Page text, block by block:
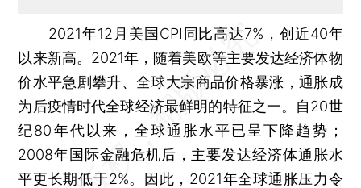
2021年12月美国CPI同比高达7%，创近40年
以来新高。2021年，随着美欧等主要发达经济体物
价水平急剧攀升、全球大宗商品价格暴涨，通胀成
为后疫情时代全球经济最鲜明的特征之一。自20世
纪80年代以来，全球通胀水平已呈下降趋势；
2008年国际金融危机后，主要发达经济体通胀水
平更长期低于2%。因此，2021年全球通胀压力令